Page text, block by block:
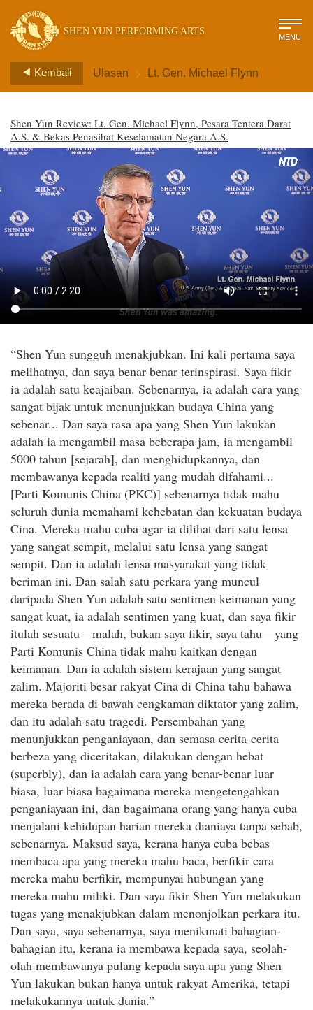
SHEN YUN PERFORMING ARTS MENU
Kembali Ulasan > Lt. Gen. Michael Flynn
Shen Yun Review: Lt. Gen. Michael Flynn, Pesara Tentera Darat
A.S. & Bekas Penasihat Keselamatan Negara A.S.
“Shen Yun sungguh menakjubkan. Ini kali pertama saya
melihatnya, dan saya benar-benar terinspirasi. Saya fikir
ia adalah satu keajaiban. Sebenarnya, ia adalah cara yang
sangat bijak untuk menunjukkan budaya China yang
sebenar... Dan saya rasa apa yang Shen Yun lakukan
adalah ia mengambil masa beberapa jam, ia mengambil
5000 tahun [sejarah], dan menghidupkannya, dan
membawanya kepada realiti yang mudah difahami...
[Parti Komunis China (PKC)] sebenarnya tidak mahu
seluruh dunia memahami kehebatan dan kekuatan budaya
Cina. Mereka mahu cuba agar ia dilihat dari satu lensa
yang sangat sempit, melalui satu lensa yang sangat
sempit. Dan ia adalah lensa masyarakat yang tidak
beriman ini. Dan salah satu perkara yang muncul
daripada Shen Yun adalah satu sentimen keimanan yang
sangat kuat, ia adalah sentimen yang kuat, dan saya fikir
itulah sesuatu—malah, bukan saya fikir, saya tahu—yang
Parti Komunis China tidak mahu kaitkan dengan
keimanan. Dan ia adalah sistem kerajaan yang sangat
zalim. Majoriti besar rakyat Cina di China tahu bahawa
mereka berada di bawah cengkaman diktator yang zalim,
dan itu adalah satu tragedi. Persembahan yang
menunjukkan penganiayaan, dan semasa cerita-cerita
berbeza yang diceritakan, dilakukan dengan hebat
(superbly), dan ia adalah cara yang benar-benar luar
biasa, luar biasa bagaimana mereka mengetengahkan
penganiayaan ini, dan bagaimana orang yang hanya cuba
menjalani kehidupan harian mereka dianiaya tanpa sebab,
sebenarnya. Maksud saya, kerana hanya cuba bebas
membaca apa yang mereka mahu baca, berfikir cara
mereka mahu berfikir, mempunyai hubungan yang
mereka mahu miliki. Dan saya fikir Shen Yun melakukan
tugas yang menakjubkan dalam menonjolkan perkara itu.
Dan saya, saya sebenarnya, saya menikmati bahagian-
bahagian itu, kerana ia membawa kepada saya, seolah-
olah membawanya pulang kepada saya apa yang Shen
Yun lakukan bukan hanya untuk rakyat Amerika, tetapi
melakukannya untuk dunia.”